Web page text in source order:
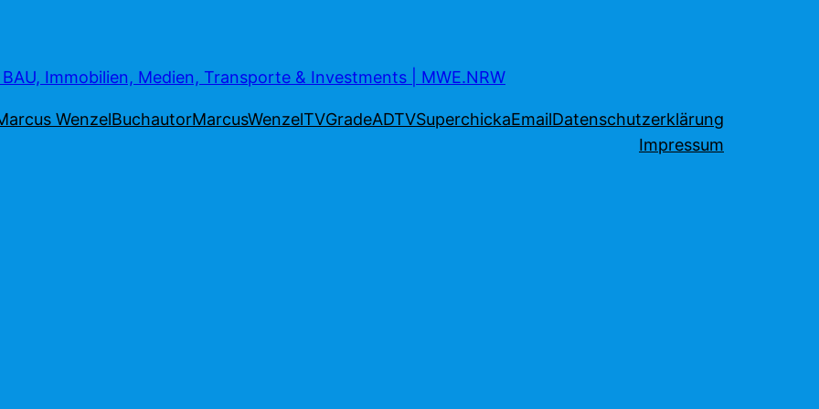
Immobilien, Medien, Transporte & Investments | MWE.NRW
WenzelBuchautorMarcusWenzelTVGradeADTVSuperchickaEmailDatenschutzerklärung
Impressum